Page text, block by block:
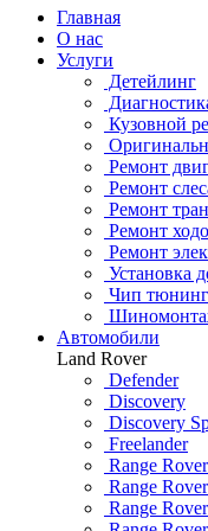
Главная
О нас
Услуги
Детейлинг
Кузовной
Ремонт
Ремонт
Ремонт
Ремонт
Ремонт
Установка
Чип тюнинг
Автомобили
Land Rover
Defender
Discovery
Discovery
Freelander
Range
Range
Range